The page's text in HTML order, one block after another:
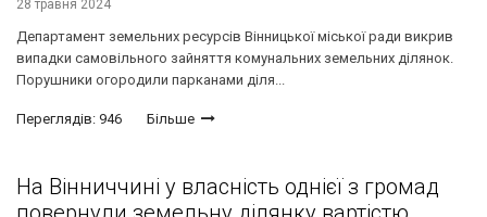
28 травня 2024
Департамент земельних ресурсів Вінницької міської ради викрив
випадки самовільного зайняття комунальних земельних ділянок.
Порушники огородили парканами діля...
Переглядів: 946 Більше
На Вінниччині у власність однієї з громад